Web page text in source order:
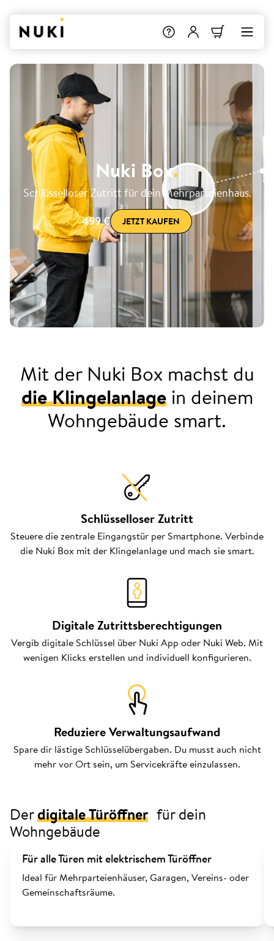
Nuki Box.
Schlüsselloser Zutritt für dein Mehrparteienhaus.
499 €
JETZT KAUFEN
Mit der Nuki Box machst du
die Klingelanlagein deinem
Wohngebäude smart.
Schlüsselloser Zutritt
Steuere die zentrale Eingangstür per Smartphone. Verbinde
die Nuki Box mit der Klingelanlage und mach sie smart.
Digitale Zutrittsberechtigungen
Vergib digitale Schlüssel über Nuki App oder Nuki Web. Mit
wenigen Klicks erstellen und individuell konfigurieren.
Reduziere Verwaltungsaufwand
Spare dir lästige Schlüsselübergaben. Du musst auch nicht
mehr vor Ort sein, um Servicekräfte einzulassen.
Derdigitale Türöffner für dein
Wohngebäude
Für alle Türen mit elektrischem Türöffner
Ideal für Mehrparteienhäuser, Garagen, Vereins- oder
Gemeinschaftsräume.